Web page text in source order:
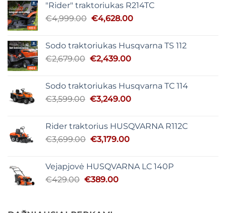
€4,450.00.€4,139.00.
"Rider" traktoriukas R214TC
€4,999.00 Original
€4,999.00.
€4,628.00Current
€4,628.00.
Sodo traktoriukas Husqvarna TS 112
€2,679.00 Original
€2,679.00.
€2,439.00Current
€2,439.00.
Sodo traktoriukas Husqvarna TC 114
€3,599.00 Original
€3,599.00.
€3,249.00Current
€3,249.00.
Rider traktorius HUSQVARNA R112C
€3,699.00 Original
€3,699.00.
€3,179.00Current
€3,179.00.
Vejapjovė HUSQVARNA LC 140P
€429.00 Original
€429.00.
€389.00Current